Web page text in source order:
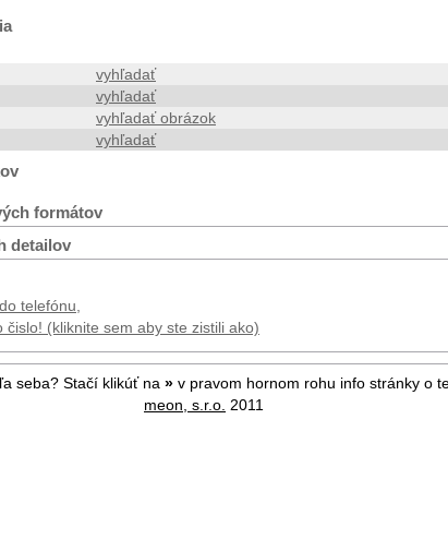
vyhľadať
vyhľadať
vyhľadať obrázok
vyhľadať
formátov
detailov
telefónu,
čislo! (kliknite sem aby ste zistili ako)
seba? Stačí klikúť na »v pravom hornom rohu info stránky o
meon, s.r.o. 2011